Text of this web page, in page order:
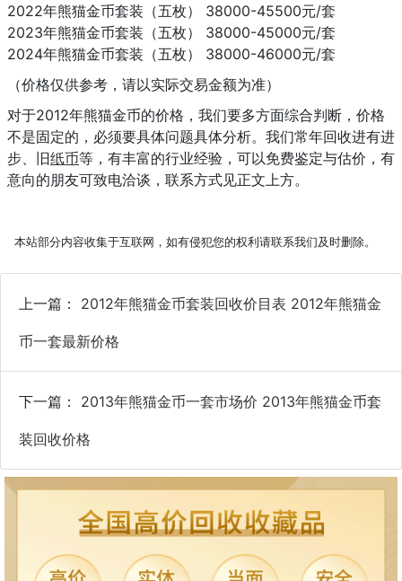
2022年熊猫金币套装（五枚） 38000-45500元/套
2023年熊猫金币套装（五枚） 38000-45000元/套
2024年熊猫金币套装（五枚） 38000-46000元/套
（价格仅供参考，请以实际交易金额为准）
对于2012年熊猫金币的价格，我们要多方面综合判断，价格
不是固定的，必须要具体问题具体分析。我们常年回收进有进
步、旧纸币等，有丰富的行业经验，可以免费鉴定与估价，有
意向的朋友可致电洽谈，联系方式见正文上方。
本站部分内容收集于互联网，如有侵犯您的权利请联系我们及时删除。
上一篇： 2012年熊猫金币套装回收价目表 2012年熊猫金
币一套最新价格
下一篇： 2013年熊猫金币一套市场价 2013年熊猫金币套
装回收价格